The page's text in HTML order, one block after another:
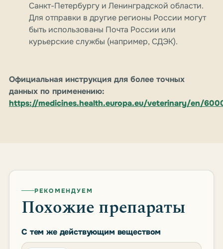
Санкт-Петербургу и Ленинградской области.
Для отправки в другие регионы России могут
быть использованы Почта России или
курьерские службы (например, СДЭК).
Официальная инструкция для более точных
данных по применению:
https://medicines.health.europa.eu/veterinary/en/
РЕКОМЕНДУЕМ
Похожие препараты
С тем же действующим веществом